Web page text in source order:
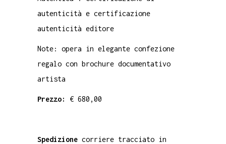
autenticità e certificazione
autenticità editore
Note: opera in elegante confezione
regalo con brochure documentativo
artista
Prezzo: € 680,00
Spedizione corriere tracciato in